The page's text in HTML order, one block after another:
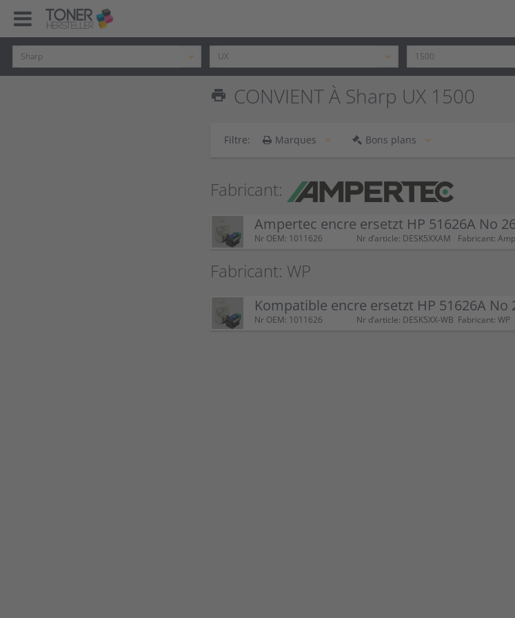
print CONVIENT À Sharp UX 1500
Filtre: Marques Bons plans
Fabricant:
Ampertec encre ersetzt HP 51626A No
Nr OEM: 1011626 Nr d’article: DESK5XXAM Fabricant:
Fabricant: WP
Kompatible encre ersetzt HP 51626A No
Nr OEM: 1011626 Nr d’article: DESK5XX-WB Fabricant: WP